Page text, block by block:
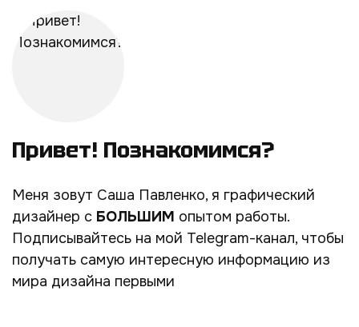
Привет! Познакомимся?
Меня зовут Саша Павленко, я графический
дизайнер с БОЛЬШИМ опытом работы.
Подписывайтесь на мой Telegram-канал, чтобы
получать самую интересную информацию из
мира дизайна первыми